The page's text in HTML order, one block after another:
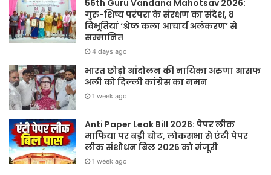
56th Guru Vandana Mahotsav 2026:
गुरु-शिष्य परंपरा के संरक्षण का संदेश, 8
विभूतियां ‘श्रेष्ठ कला आचार्य अलंकरण’ से
सम्मानित
4 days ago
भारत छोड़ो आंदोलन की नायिका अरुणा आसफ
अली को दिल्ली कांग्रेस का नमन
1 week ago
Anti Paper Leak Bill 2026: पेपर लीक
माफिया पर बड़ी चोट, लोकसभा से एंटी पेपर
लीक संशोधन बिल 2026 को मंजूरी
1 week ago